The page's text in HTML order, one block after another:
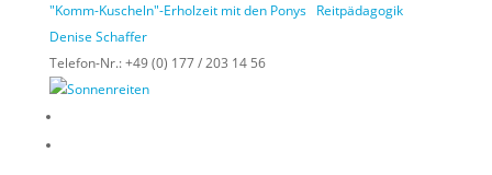
"Komm-Kuscheln"-Erholzeit mit den Ponys Reitpädagogik
Denise Schaffer
Telefon-Nr.:+49 (0) 177 / 203 14 56